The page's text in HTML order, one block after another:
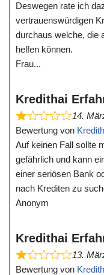
Deswegen rate ich
vertrauenswürdigen
durchaus welche, die
helfen können.
Frau...
Kredithai
14.
Bewertung von
Auf keinen Fall sollte
gefährlich und kann
einer seriösen Bank
nach Krediten zu
Anonym
Kredithai
13.
Bewertung von